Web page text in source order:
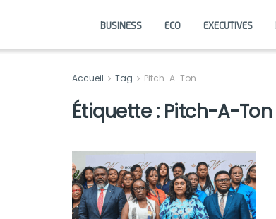
BUSINESS ECO EXECUTIVES
Accueil Tag Pitch-A-Ton
Étiquette : Pitch-A-Ton